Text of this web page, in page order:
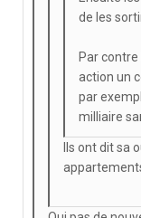
de les
Par
action un
par
milliaire
Ils ont dit sa